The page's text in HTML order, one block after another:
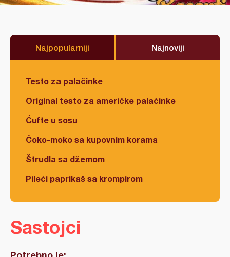
Najpopularniji Najnoviji
Testo za palačinke
Original testo za američke palačinke
Ćufte u sosu
Čoko-moko sa kupovnim korama
Štrudla sa džemom
Pileći paprikaš sa krompirom
Sastojci